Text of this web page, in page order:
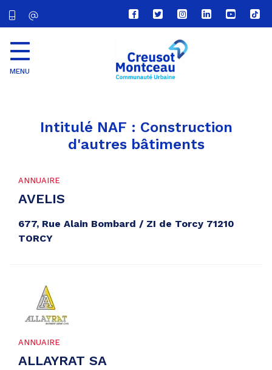
Lien
vers
compte
Facebook
Lien
vers
compte
Twitter
Lien
vers
le
compte
Lien
vers
Lien
vers
Lien
vers
MENU
Intitulé NAF : Construction
d'autres bâtiments
ANNUAIRE
AVELIS
677, Rue Alain Bombard / ZI de Torcy 71210
TORCY
ANNUAIRE
ALLAYRAT SA